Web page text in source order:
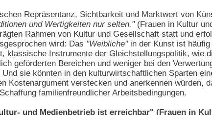
Repräsentanz, Sichtbarkeit und Marktwert von
und Wertigkeiten nur selten."(Frauen in Kultur
Rahmen von Kultur und Gesellschaft statt und
wird: Das "Weibliche"in der Kunst ist häufig
klassische Instrumente der Gleichstellungspolitik, wie
geförderten Bereichen und weniger bei den
sie könnten in den kulturwirtschaftlichen Sparten
Kostenargument verstecken und anerkennen würden,
familienfreundlicher Arbeitsbedingungen.
und Medienbetrieb ist erreichbar" (Frauen in